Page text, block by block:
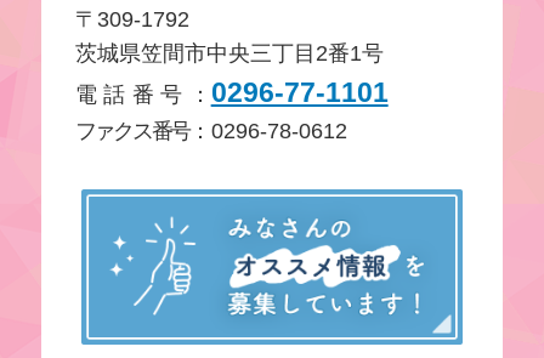
〒309-1792
茨城県笠間市中央三丁目2番1号
電話番号
： 0296-77-1101
ファクス番号：0296-78-0612